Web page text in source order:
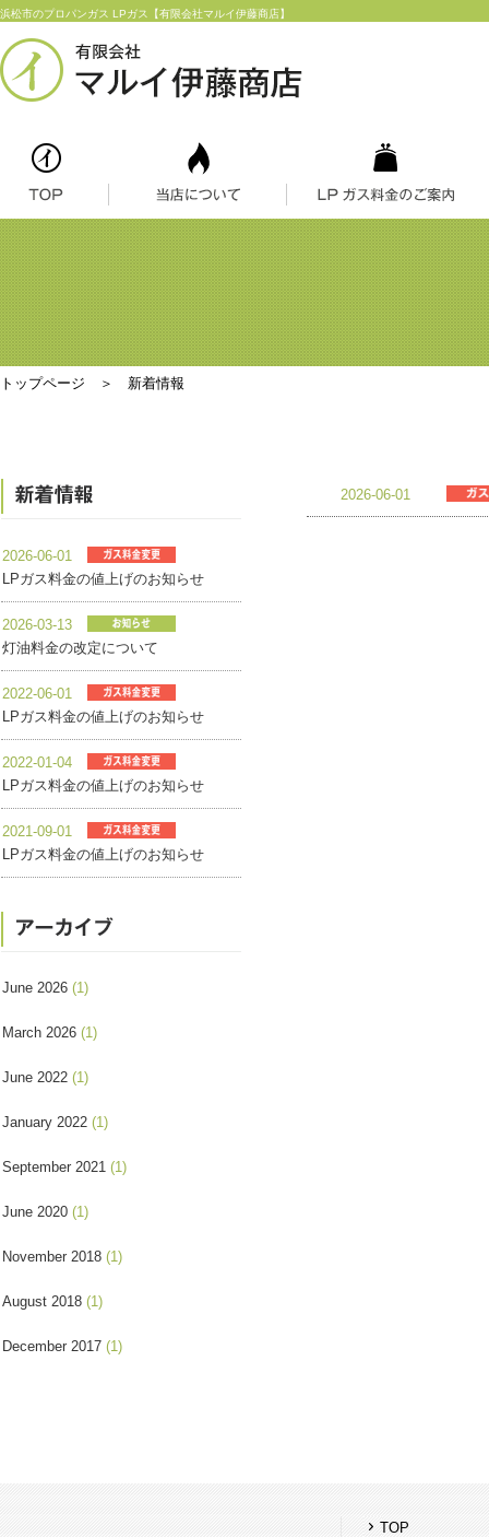
浜松市のプロパンガス LPガス【有限会社マルイ伊藤商店】
トップページ ＞ 新着情報
2026-06-01
LPガス料金の値上げのお知らせ
2026-03-13
灯油料金の改定について
2022-06-01
LPガス料金の値上げのお知らせ
2022-01-04
LPガス料金の値上げのお知らせ
2021-09-01
LPガス料金の値上げのお知らせ
June 2026 (1)
March 2026 (1)
June 2022 (1)
January 2022 (1)
September 2021 (1)
June 2020 (1)
November 2018 (1)
August 2018 (1)
December 2017 (1)
2026-06-01
TOP